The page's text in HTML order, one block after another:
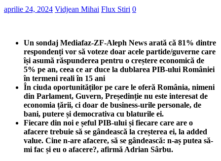
aprilie 24, 2024 Vidjean Mihai Flux Stiri 0
Un sondaj Mediafaz-ZF-Aleph News arată că 81% dintre
respondenți vor să voteze doar acele partide/guverne care
își asumă răspunderea pentru o creștere economică de
5% pe an, ceea ce ar duce la dublarea PIB-ului României
în termeni reali în 15 ani
În ciuda oportunităților pe care le oferă România, nimeni
din Parlament, Guvern, Președinție nu este interesat de
economia țării, ci doar de business-urile personale, de
bani, putere și democrativa cu blaturile ei.
Fiecare din noi e șeful PIB-ului și fiecare care are o
afacere trebuie să se gândească la creșterea ei, la added
value. Cine n-are afacere, să se gândească: n-aș putea să-
mi fac și eu o afacere?, afirmă Adrian Sârbu.